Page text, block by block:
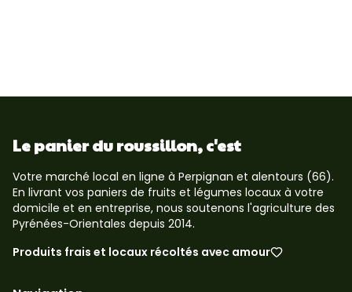
Le panier du roussillon, c'est
Votre marché local en ligne à Perpignan et alentours (66).
En livrant vos paniers de fruits et légumes locaux à votre
domicile et en entreprise, nous soutenons l'agriculture des
Pyrénées-Orientales depuis 2014.
Produits frais et locaux récoltés avec amour